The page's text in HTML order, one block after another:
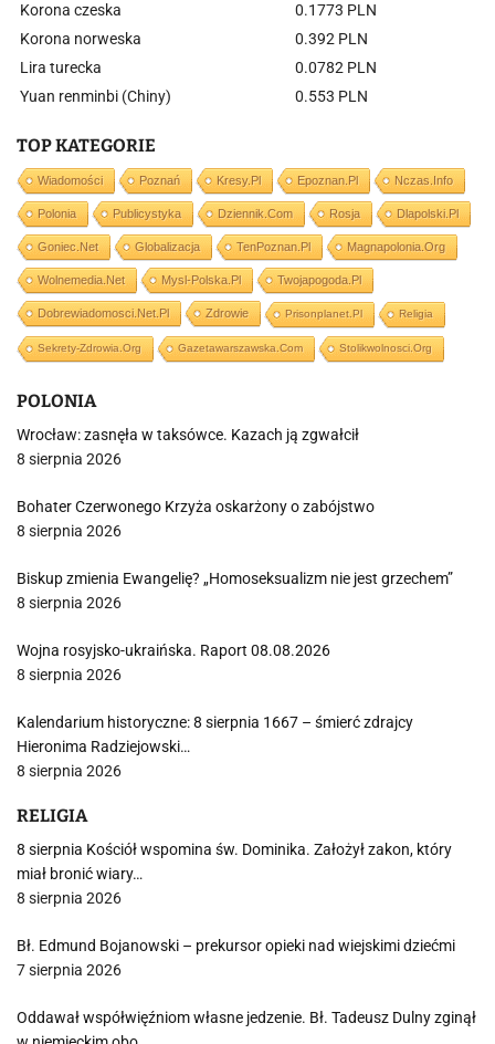
Korona czeska
0.1773 PLN
Korona norweska
0.392 PLN
Lira turecka
0.0782 PLN
Yuan renminbi (Chiny)
0.553 PLN
TOP KATEGORIE
Wiadomości Poznań Kresy.pl Epoznan.pl Nczas.info
Polonia Publicystyka Dziennik.com Rosja Dlapolski.pl
Goniec.net Globalizacja TenPoznan.pl Magnapolonia.org
Wolnemedia.net Mysl-Polska.pl Twojapogoda.pl
Dobrewiadomosci.net.pl Zdrowie Prisonplanet.pl Religia
Sekrety-Zdrowia.org Gazetawarszawska.com Stolikwolnosci.org
POLONIA
Wrocław: zasnęła w taksówce. Kazach ją zgwałcił
8 sierpnia 2026
Bohater Czerwonego Krzyża oskarżony o zabójstwo
8 sierpnia 2026
Biskup zmienia Ewangelię? „Homoseksualizm nie jest grzechem”
8 sierpnia 2026
Wojna rosyjsko-ukraińska. Raport 08.08.2026
8 sierpnia 2026
Kalendarium historyczne: 8 sierpnia 1667 – śmierć zdrajcy
Hieronima Radziejowski…
8 sierpnia 2026
RELIGIA
8 sierpnia Kościół wspomina św. Dominika. Założył zakon, który
miał bronić wiary…
8 sierpnia 2026
Bł. Edmund Bojanowski – prekursor opieki nad wiejskimi dziećmi
7 sierpnia 2026
Oddawał współwięźniom własne jedzenie. Bł. Tadeusz Dulny zginął